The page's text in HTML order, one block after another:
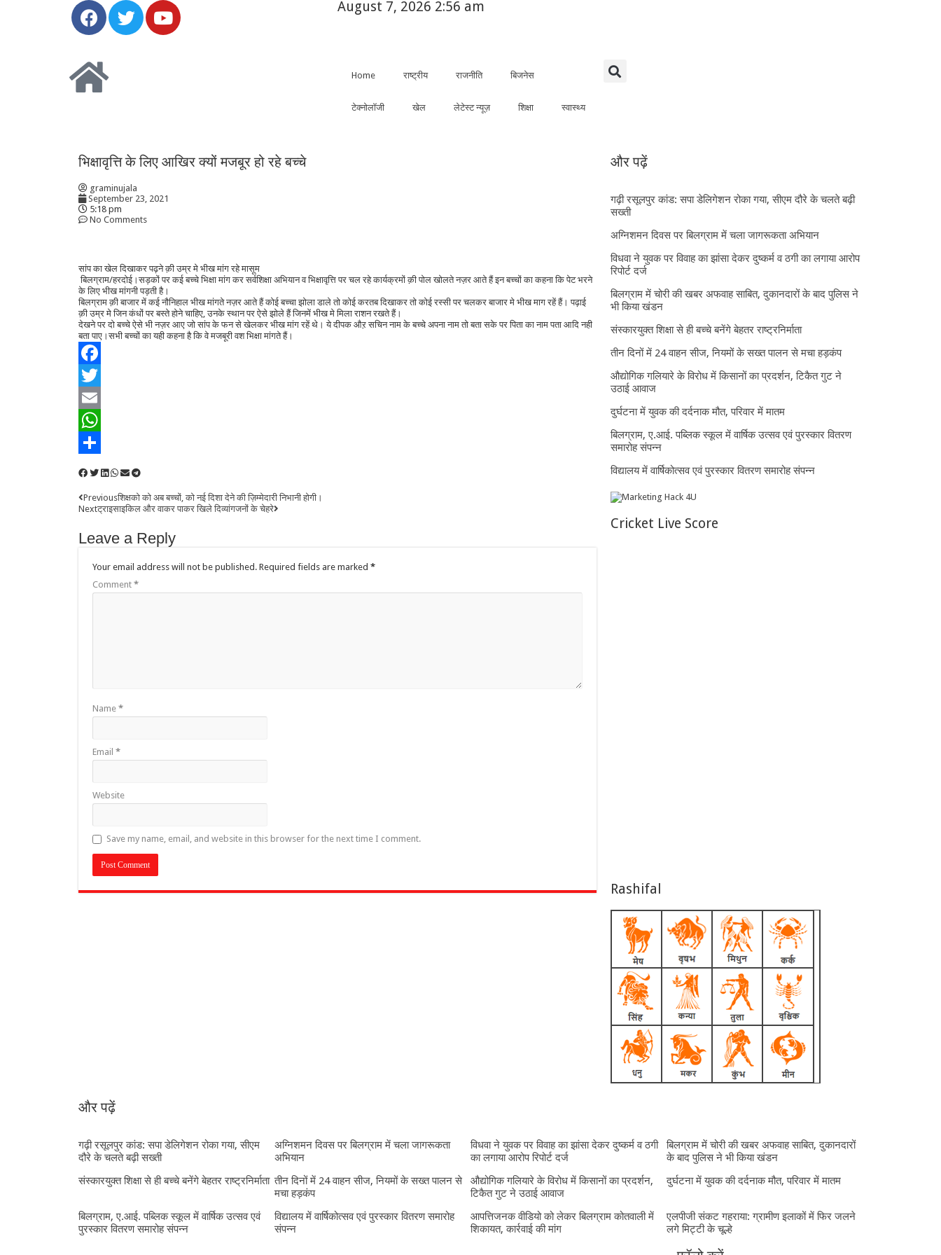
August 7, 2026 2:56 am
Home राष्ट्रीय राजनीति बिजनेस
टेक्नोलॉजी खेल लेटेस्ट न्यूज़ शिक्षा स्वास्थ्य
भिक्षावृत्ति के लिए आखिर क्यों मजबूर हो रहे बच्चे
graminujala
September 23, 2021
5:18 pm
No Comments
सांप का खेल दिखाकर पढ़ने क़ी उम्र मे भीख मांग रहे मासूम
बिलग्राम/हरदोई।सड़कों पर कई बच्चे भिक्षा मांग कर सर्वशिक्षा अभियान व भिक्षावृत्ति पर चल रहे कार्यक्रमों क़ी पोल खोलते नज़र आते हैं इन बच्चों का कहना कि पेट भरने
के लिए भीख मांगनी पड़ती है।
बिलग्राम क़ी बाजार में कई नौनिहाल भीख मांगते नज़र आते हैं कोई बच्चा झोला डाले तो कोई करतब दिखाकर तो कोई रस्सी पर चलकर बाजार मे भीख माग रहें हैं। पढ़ाई
क़ी उम्र मे जिन कंधों पर बस्ते होने चाहिए, उनके स्थान पर ऐसे झोले हैं जिनमें भीख मे मिला राशन रखते हैं।
देखने पर दो बच्चे ऐसे भी नज़र आए जो सांप के फन से खेलकर भीख मांग रहें थे। ये दीपक औऱ सचिन नाम के बच्चे अपना नाम तो बता सके पर पिता का नाम पता आदि नही
बता पाए।सभी बच्चों का यही कहना है कि वे मजबूरी वश भिक्षा मांगते हैं।
Facebook
Twitter
Email
WhatsApp
Previousशिक्षको को अब बच्चों, को नई दिशा देने की ज़िम्मेदारी निभानी होगी।
Nextट्राइसाइकिल और वाकर पाकर खिले दिव्यांगजनों के चेहरे
Leave a Reply
Your email address will not be published. Required fields are marked *
Comment *
Name *
Email *
Website
Save my name, email, and website in this browser for the next time I comment.
और पढ़ें
गढ़ी रसूलपुर कांड: सपा डेलिगेशन रोका गया, सीएम दौरे के चलते बढ़ी
सख्ती
अग्निशमन दिवस पर बिलग्राम में चला जागरूकता अभियान
विधवा ने युवक पर विवाह का झांसा देकर दुष्कर्म व ठगी का लगाया आरोप
रिपोर्ट दर्ज
बिलग्राम में चोरी की खबर अफवाह साबित, दुकानदारों के बाद पुलिस ने
भी किया खंडन
संस्कारयुक्त शिक्षा से ही बच्चे बनेंगे बेहतर राष्ट्रनिर्माता
तीन दिनों में 24 वाहन सीज, नियमों के सख्त पालन से मचा हड़कंप
औद्योगिक गलियारे के विरोध में किसानों का प्रदर्शन, टिकैत गुट ने
उठाई आवाज
दुर्घटना में युवक की दर्दनाक मौत, परिवार में मातम
बिलग्राम, ए.आई. पब्लिक स्कूल में वार्षिक उत्सव एवं पुरस्कार वितरण
समारोह संपन्न
विद्यालय में वार्षिकोत्सव एवं पुरस्कार वितरण समारोह संपन्न
Cricket Live Score
Rashifal
और पढ़ें
गढ़ी रसूलपुर कांड: सपा डेलिगेशन रोका गया, सीएम
दौरे के चलते बढ़ी सख्ती
अग्निशमन दिवस पर बिलग्राम में चला जागरूकता
अभियान
विधवा ने युवक पर विवाह का झांसा देकर दुष्कर्म व ठगी
का लगाया आरोप रिपोर्ट दर्ज
बिलग्राम में चोरी की खबर अफवाह साबित, दुकानदारों
के बाद पुलिस ने भी किया खंडन
संस्कारयुक्त शिक्षा से ही बच्चे बनेंगे बेहतर राष्ट्रनिर्माता तीन दिनों में 24 वाहन सीज, नियमों के सख्त पालन से
मचा हड़कंप
औद्योगिक गलियारे के विरोध में किसानों का प्रदर्शन,
टिकैत गुट ने उठाई आवाज
दुर्घटना में युवक की दर्दनाक मौत, परिवार में मातम
बिलग्राम, ए.आई. पब्लिक स्कूल में वार्षिक उत्सव एवं
पुरस्कार वितरण समारोह संपन्न
विद्यालय में वार्षिकोत्सव एवं पुरस्कार वितरण समारोह
संपन्न
आपत्तिजनक वीडियो को लेकर बिलग्राम कोतवाली में
शिकायत, कार्रवाई की मांग
एलपीजी संकट गहराया: ग्रामीण इलाकों में फिर जलने
लगे मिट्टी के चूल्हे